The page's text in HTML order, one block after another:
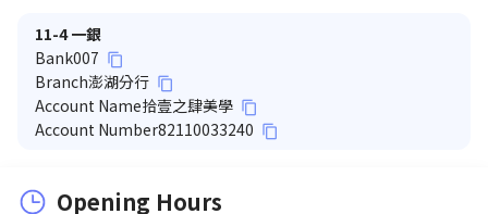
11-4 一銀
Bank007 content_copy
Branch澎湖分行 content_copy
Account Name拾壹之肆美學 content_copy
Account Number82110033240 content_copy
Opening Hours